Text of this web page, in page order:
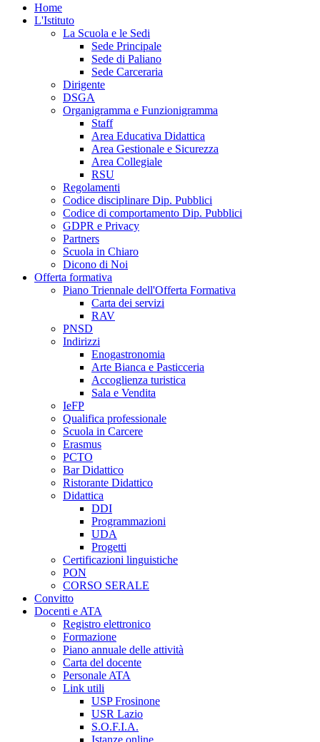
Home
L'Istituto
La Scuola e le Sedi
Sede Principale
Sede di Paliano
Sede Carceraria
Dirigente
DSGA
Organigramma e Funzionigramma
Staff
Area Educativa Didattica
Area Gestionale e Sicurezza
Area Collegiale
RSU
Regolamenti
Codice disciplinare Dip. Pubblici
Codice di comportamento Dip. Pubblici
GDPR e Privacy
Partners
Scuola in Chiaro
Dicono di Noi
Offerta formativa
Piano Triennale dell'Offerta Formativa
Carta dei servizi
RAV
PNSD
Indirizzi
Enogastronomia
Arte Bianca e Pasticceria
Accoglienza turistica
Sala e Vendita
IeFP
Qualifica professionale
Scuola in Carcere
Erasmus
PCTO
Bar Didattico
Ristorante Didattico
Didattica
DDI
Programmazioni
UDA
Progetti
Certificazioni linguistiche
PON
CORSO SERALE
Convitto
Docenti e ATA
Registro elettronico
Formazione
Piano annuale delle attività
Carta del docente
Personale ATA
Link utili
USP Frosinone
USR Lazio
S.O.F.I.A.
Istanze online